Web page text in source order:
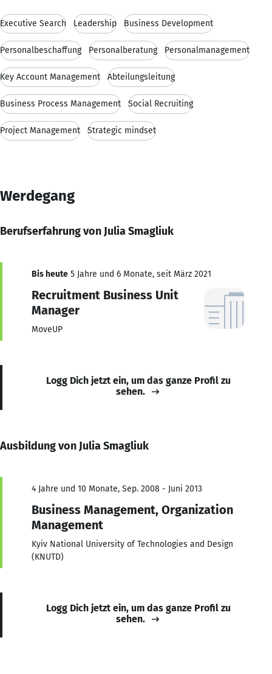
Executive Search Leadership Business Development
Personalbeschaffung Personalberatung Personalmanagement
Key Account Management Abteilungsleitung
Business Process Management Social Recruiting
Project Management Strategic mindset
Werdegang
Berufserfahrung von Julia Smagliuk
Bis heute 5 Jahre und 6 Monate, seit März 2021
Recruitment Business Unit
Manager
MoveUP
Logg Dich jetzt ein, um das ganze Profil zu
sehen.
Ausbildung von Julia Smagliuk
4 Jahre und 10 Monate, Sep. 2008 - Juni 2013
Business Management, Organization
Management
Kyiv National University of Technologies and Design
(KNUTD)
Logg Dich jetzt ein, um das ganze Profil zu
sehen.